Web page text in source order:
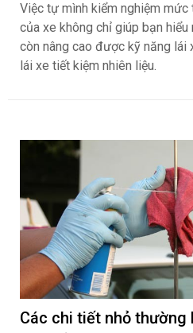
Việc tự mình kiểm nghiệm
của xe không chỉ giúp bạn
còn nâng cao được kỹ năng lái
lái xe tiết kiệm nhiên liệu.
Các chi tiết nhỏ thường